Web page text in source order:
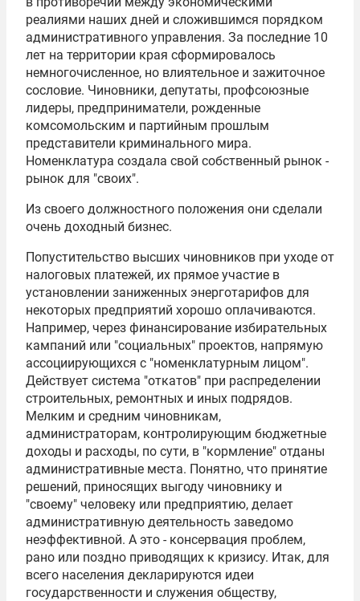
реалиями наших дней и сложившимся порядком
административного управления. За последние 10
лет на территории края сформировалось
немногочисленное, но влиятельное и зажиточное
сословие. Чиновники, депутаты, профсоюзные
лидеры, предприниматели, рожденные
комсомольским и партийным прошлым
представители криминального мира.
Номенклатура создала свой собственный рынок -
рынок для "своих".
Из своего должностного положения они сделали
очень доходный бизнес.
Попустительство высших чиновников при уходе от
налоговых платежей, их прямое участие в
установлении заниженных энерготарифов для
некоторых предприятий хорошо оплачиваются.
Например, через финансирование избирательных
кампаний или "социальных" проектов, напрямую
ассоциирующихся с "номенклатурным лицом".
Действует система "откатов" при распределении
строительных, ремонтных и иных подрядов.
Мелким и средним чиновникам,
администраторам, контролирующим бюджетные
доходы и расходы, по сути, в "кормление" отданы
административные места. Понятно, что принятие
решений, приносящих выгоду чиновнику и
"своему" человеку или предприятию, делает
административную деятельность заведомо
неэффективной. А это - консервация проблем,
рано или поздно приводящих к кризису. Итак, для
всего населения декларируются идеи
государственности и служения обществу,